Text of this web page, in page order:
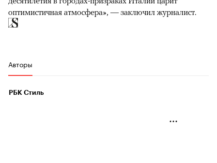
оптимистичная атмосфера», — заключил журналист.
Авторы
РБК Стиль